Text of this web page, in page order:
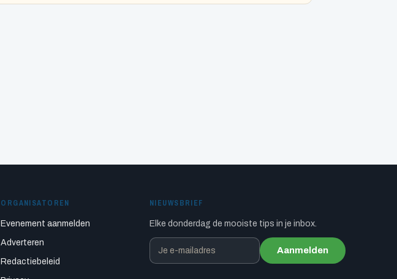
ORGANISATOREN
Evenement aanmelden
Adverteren
Redactiebeleid
NIEUWSBRIEF
Elke donderdag de mooiste tips in je inbox.
Aanmelden